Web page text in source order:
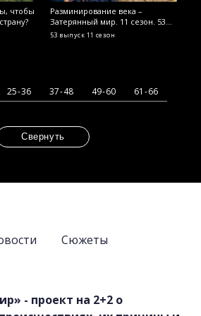
чтобы
Разминирование века –
Затерянный мир. 11 сезон. 53
выпуск
53 выпуск 11 сезон
25-36 37-48 49-60 61-66
Свернуть
Сюжеты
- проект на 2+2 о